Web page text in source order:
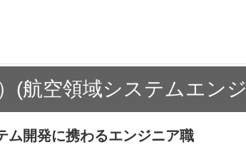
(航空領域システムエン
ム開発に携わるエンジニア職